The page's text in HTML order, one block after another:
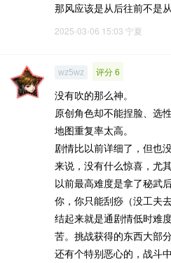
那风应该是从后往前不是
2025-03-06 15:03 宁夏
wz5wz 评分 6
没有吹的那么神。
原创角色却不能捏脸、选性
地图重复率太高。
剧情比以前详细了，但也
来说，没有什么惊喜，尤
以前最高难度是拿了秘武
你，你只能刮痧（没工夫
结起来就是通剧情低时难
苦。挑战获得的东西大部
还有个特别恶心的，战斗